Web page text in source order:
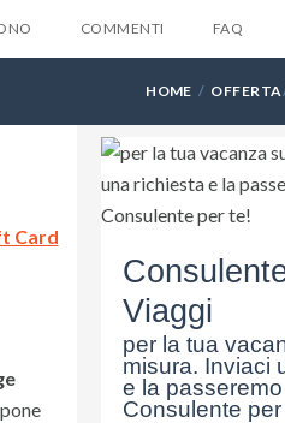
tua email e ti
6 suggerimenti
ti dara mai...
COMMENTI FAQ
HOME OFFERTA
Card
Viaggi
per la tua
misura. Inviaci
e la
Consulente per